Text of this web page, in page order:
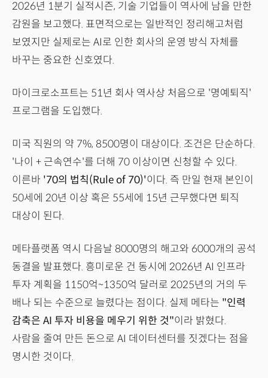
2026년 1분기 실적시즌, 기술 기업들이 역사에 남을 만한
감원을 보고했다. 표면적으로는 일반적인 정리해고처럼
보였지만 실제로는 AI로 인한 회사의 운영 방식 자체를
바꾸는 중요한 신호였다.
마이크로소프트는 51년 회사 역사상 처음으로 '명예퇴직'
프로그램을 도입했다.
미국 직원의 약 7%, 8500명이 대상이다. 조건은 단순하다.
'나이 + 근속연수'를 더해 70 이상이면 신청할 수 있다.
이른바 '70의 법칙(Rule of 70)'이다. 즉 만일 현재 본인이
50세에 20년 이상 혹은 55세에 15년 근무했다면 퇴직
대상이 된다.
메타플랫폼 역시 다음날 8000명의 해고와 6000개의 공석
동결을 발표했다. 흥미로운 건 동시에 2026년 AI 인프라
투자 계획을 1150억~1350억 달러로 2025년의 거의 두
배나 되는 수준으로 늘렸다는 점이다. 실제 메타는 "인력
감축은 AI 투자 비용을 메우기 위한 것"이라 밝혔다.
사람을 줄여 만든 돈으로 AI 데이터센터를 짓겠다는 점을
명시한 것이다.